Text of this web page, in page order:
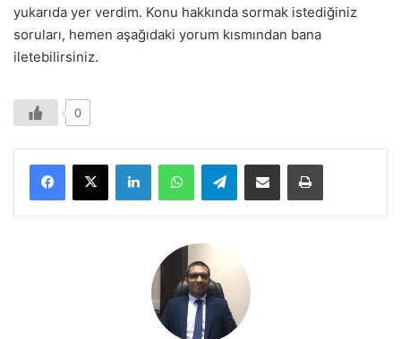
yukarıda yer verdim. Konu hakkında sormak istediğiniz
soruları, hemen aşağıdaki yorum kısmından bana
iletebilirsiniz.
0
LinkedInWhatsAppTelegramE-Posta ile paylaş Yazdır